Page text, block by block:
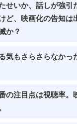
せいか、話しが強引
ど、映画化の告知は
か？
気もさらさらなかっ
の注目点は視聴率。